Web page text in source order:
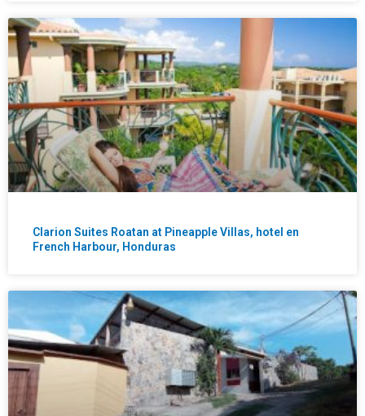
Clarion Suites Roatan at Pineapple Villas, hotel en
French Harbour, Honduras